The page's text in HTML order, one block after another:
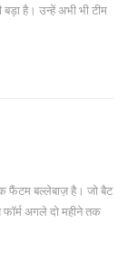
बड़ा है। उन्हें अभी भी टीम
फैंटम बल्लेबाज़ है। जो बैट
अगले दो महीने तक